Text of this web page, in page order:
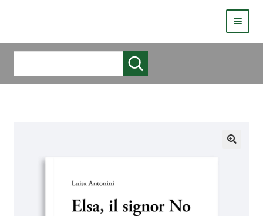
HOMEPAGE
COS’È LIVE